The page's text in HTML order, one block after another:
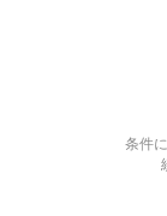
条件